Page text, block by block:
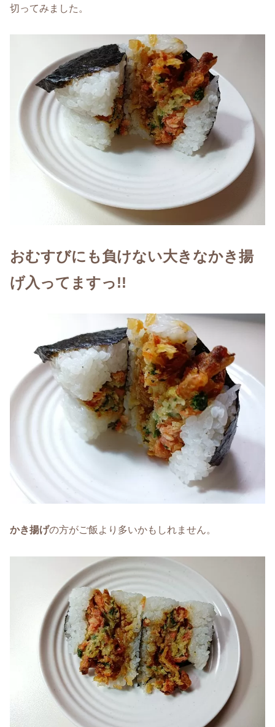
切ってみました。
おむすびにも負けない大きなかき揚
げ入ってますっ!!
かき揚げの方がご飯より多いかもしれません。